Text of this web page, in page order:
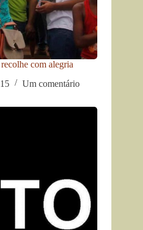
com alegria
Um comentário